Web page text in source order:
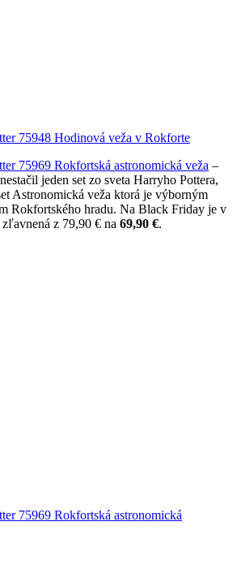
75948 Hodinová veža v Rokforte
75969 Rokfortská astronomická veža –
jeden set zo sveta Harryho Pottera,
Astronomická veža ktorá je výborným
Rokfortského hradu. Na Black Friday je v
z 79,90 € na 69,90 €.
75969 Rokfortská astronomická